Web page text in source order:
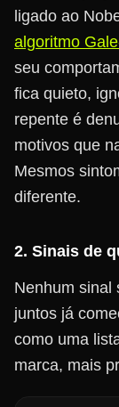
ligado ao
algoritmo
seu
fica quieto,
repente é
motivos que
Mesmos
diferente.
2. Sinais de
Nenhum sinal
juntos já
como uma
marca, mais